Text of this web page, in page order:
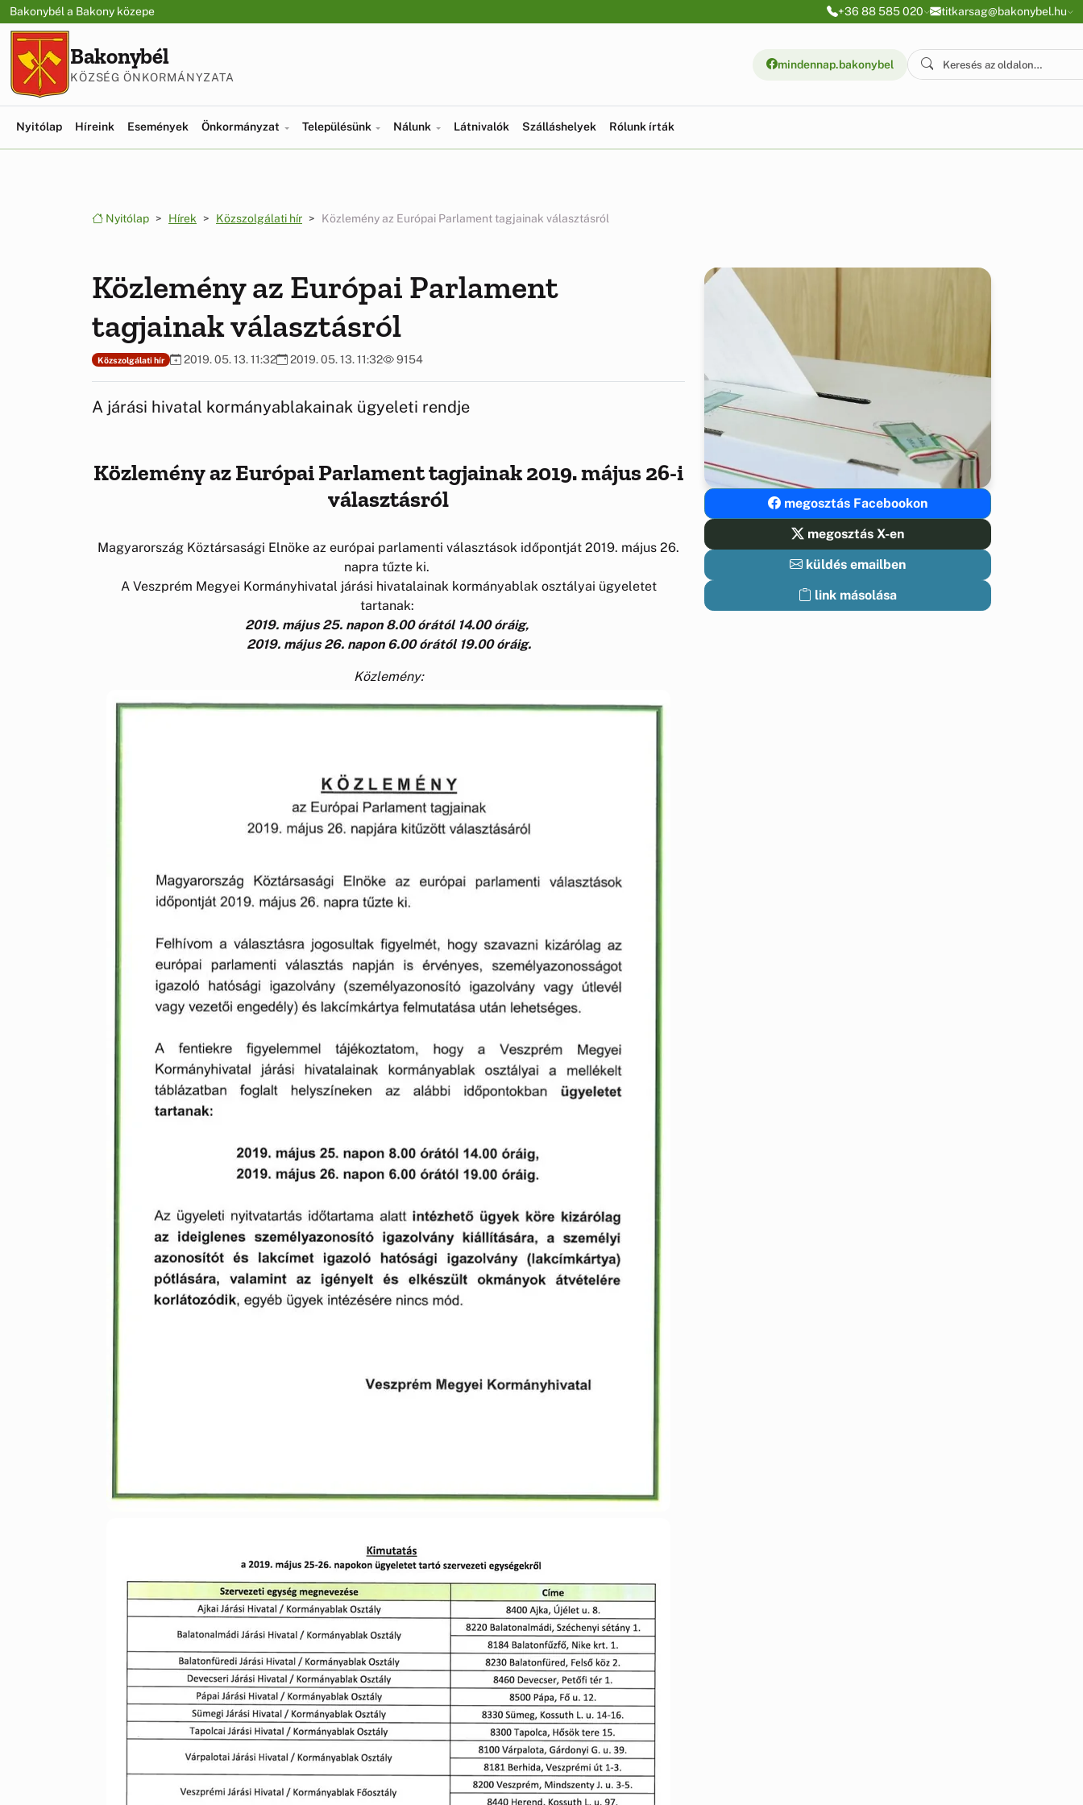
Ugrás a menüre
Ugrás a tartalomra
Bakonybél a Bakony közepe +36 88 585 020 titkarsag@bakonybel.hu
Bakonybél
KÖZSÉG ÖNKORMÁNYZATA
mindennap.bakonybel
Nyitólap Híreink Események Önkormányzat Településünk Nálunk Látnivalók Szálláshelyek Rólunk írták
Nyitólap Hírek Közszolgálati hír Közlemény az Európai Parlament tagjainak választásról
Közlemény az Európai Parlament
tagjainak választásról
Közszolgálati hír 2019. 05. 13. 11:32 2019. 05. 13. 11:32 9154
A járási hivatal kormányablakainak ügyeleti rendje
Közlemény az Európai Parlament tagjainak 2019. május 26-i
választásról
Magyarország Köztársasági Elnöke az európai parlamenti választások időpontját 2019. május 26.
napra tűzte ki.
A Veszprém Megyei Kormányhivatal járási hivatalainak kormányablak osztályai ügyeletet
tartanak:
2019. május 25. napon 8.00 órától 14.00 óráig,
2019. május 26. napon 6.00 órától 19.00 óráig.
Közlemény:
megosztás Facebookon
megosztás X-en
küldés emailben
link másolása